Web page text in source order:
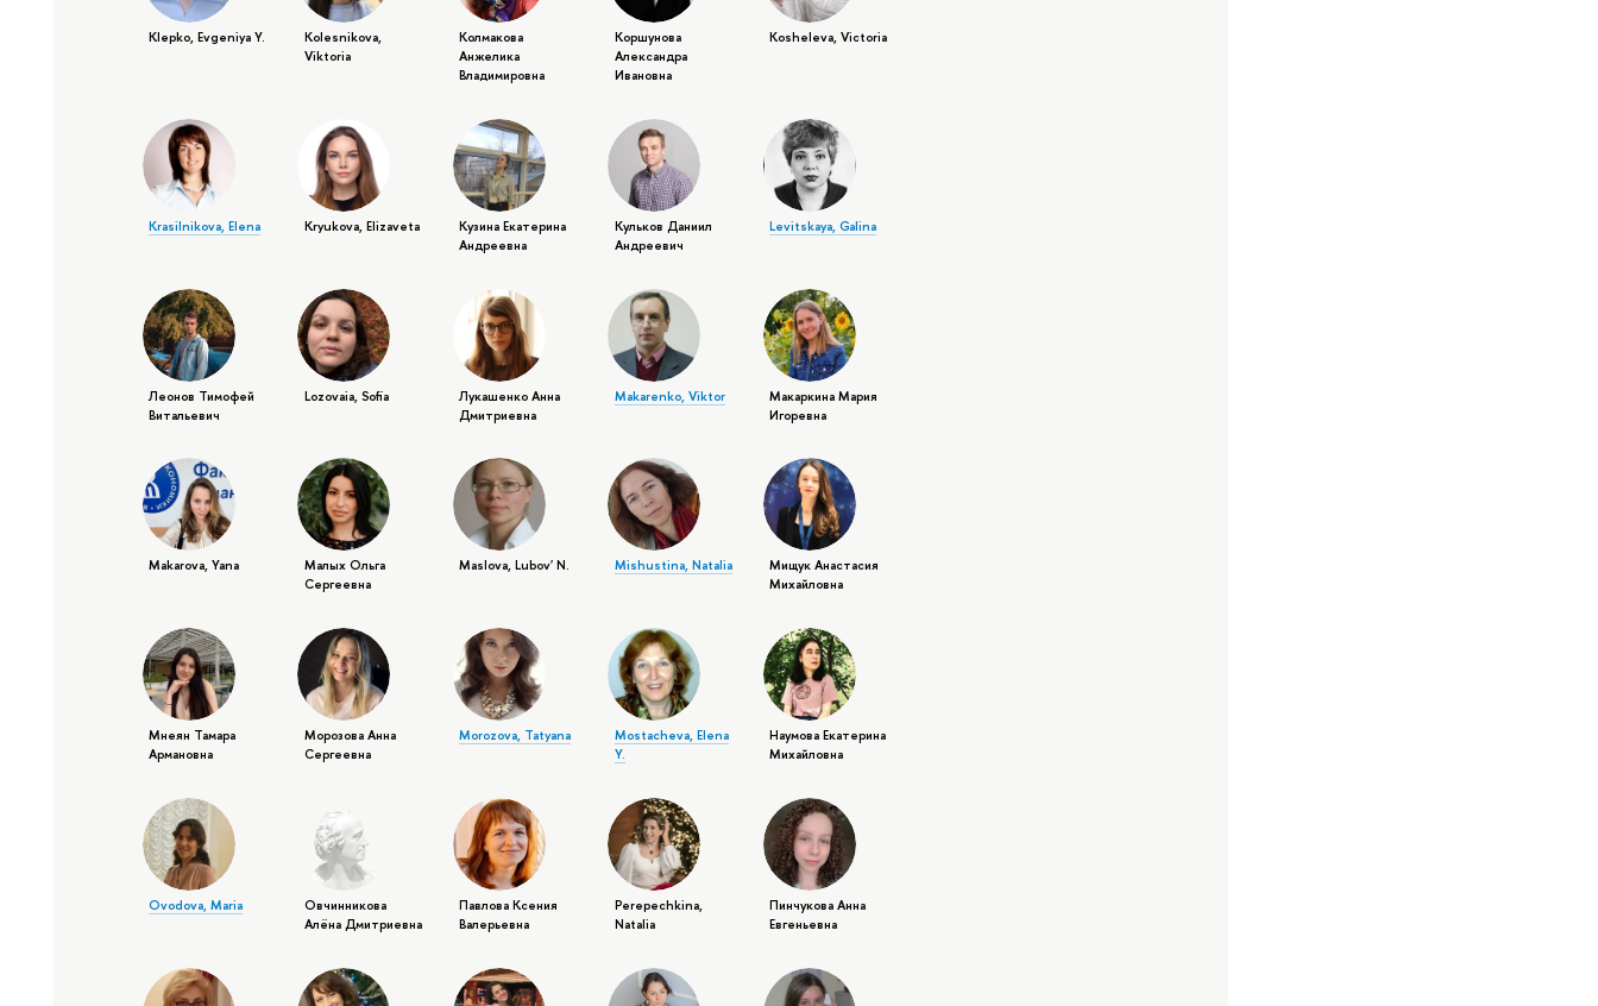
Klepko, Evgeniya Y.
Kolesnikova,
Viktoria
Колмакова
Анжелика
Владимировна
Коршунова
Александра
Ивановна
Kosheleva, Victoria
Krasilnikova, Elena Kryukova, Elizaveta
Кузина Екатерина
Андреевна
Кульков Даниил
Андреевич
Levitskaya, Galina
Леонов Тимофей
Витальевич
Lozovaia, Sofia
Лукашенко Анна
Дмитриевна
Makarenko, Viktor
Макаркина Мария
Игоревна
Makarova, Yana
Малых Ольга
Сергеевна
Maslova, Lubov' N. Mishustina, Natalia
Мищук Анастасия
Михайловна
Мнеян Тамара
Армановна
Морозова Анна
Сергеевна
Morozova, Tatyana
Mostacheva, Elena
Y.
Наумова Екатерина
Михайловна
Ovodova, Maria
Овчинникова
Алёна Дмитриевна
Павлова Ксения
Валерьевна
Perepechkina,
Natalia
Пинчукова Анна
Евгеньевна